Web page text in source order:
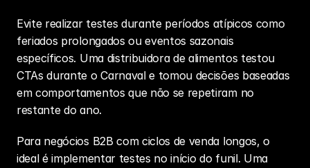
Evite realizar testes durante períodos atípicos como
feriados prolongados ou eventos sazonais
específicos. Uma distribuidora de alimentos testou
CTAs durante o Carnaval e tomou decisões baseadas
em comportamentos que não se repetiram no
restante do ano.
Para negócios B2B com ciclos de venda longos, o
ideal é implementar testes no início do funil. Uma